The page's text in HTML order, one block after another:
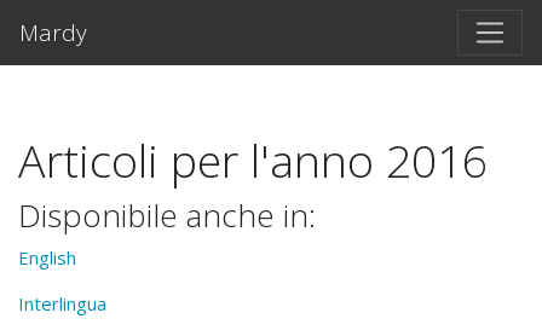
Mardy
Articoli per l'anno 2016
Disponibile anche in:
English
Interlingua